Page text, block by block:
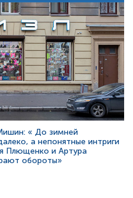
« До зимней
а непонятные интриги
Плющенко и Артура
обороты»